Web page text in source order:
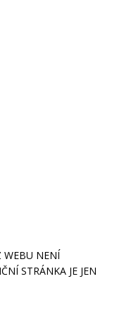
NENÍ
STRÁNKA JE JEN